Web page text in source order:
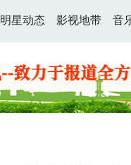
明星动态 影视地带 音